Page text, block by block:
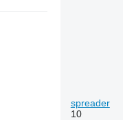
spreader
10